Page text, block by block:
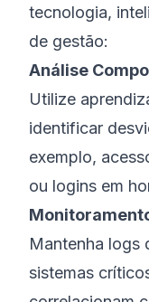
tecnologia,
de gestão:
Análise
Utilize
identificar
exemplo,
ou logins em
Mantenha logs
sistemas